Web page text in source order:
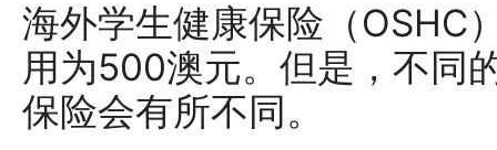
海外学生健康保险（OSHC
用为500澳元。但是，不同
保险会有所不同。